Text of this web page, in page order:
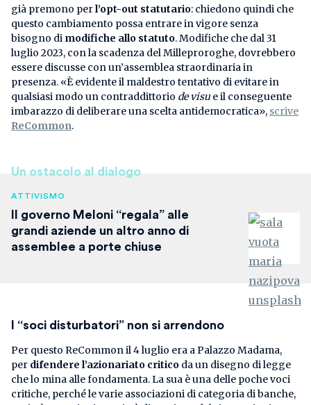
già premono perl’opt-out statutario: chiedono quindi che
questo cambiamento possa entrare in vigore senza
bisogno di modifiche allo statuto. Modifiche che dal 31
luglio 2023, con la scadenza del Milleproroghe, dovrebbero
essere discusse con un’assemblea straordinaria in
presenza. «È evidente il maldestro tentativo di evitare in
qualsiasi modo un contraddittorio de visue il conseguente
imbarazzo di deliberare una scelta antidemocratica», scrive
ReCommon.
Un ostacolo al dialogo
ATTIVISMO
Il governo Meloni “regala” alle
grandi aziende un altro anno di
assemblee a porte chiuse
I “soci disturbatori” non si arrendono
Per questo ReCommon il 4 luglio era a Palazzo Madama,
per difendere l’azionariato critico da un disegno di legge
che lo mina alle fondamenta. La sua è una delle poche voci
critiche, perché le varie associazioni di categoria di banche,